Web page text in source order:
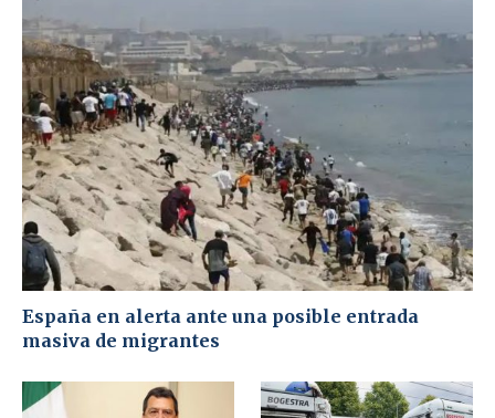
España en alerta ante una posible entrada
masiva de migrantes